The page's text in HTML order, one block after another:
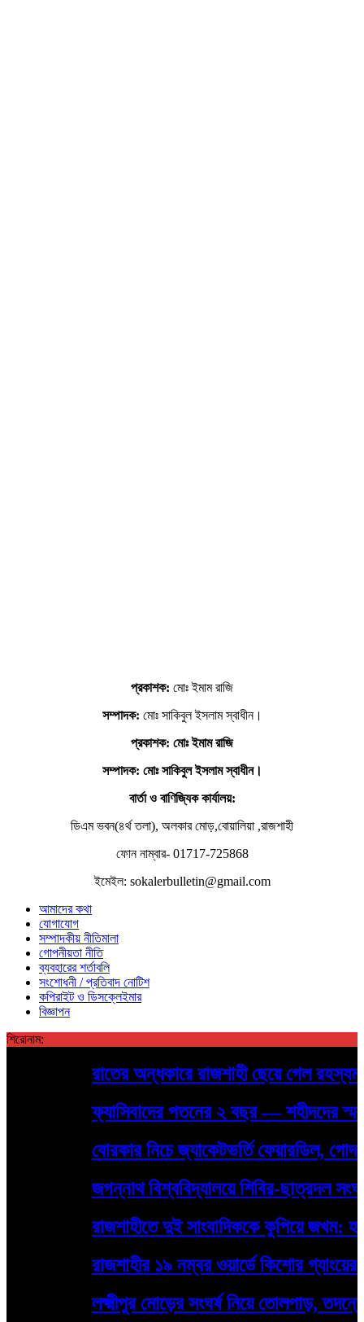
প্রকাশক: মোঃ ইমাম রাজি
সম্পাদক: মোঃ সাকিবুল ইসলাম স্বাধীন।
প্রকাশক: মোঃ ইমাম রাজি
সম্পাদক: মোঃ সাকিবুল ইসলাম স্বাধীন।
বার্তা ও বাণিজ্যিক কার্যালয়:
ডিএম ভবন(৪র্থ তলা), অলকার মোড়,বোয়ালিয়া ,রাজশাহী
ফোন নাম্বার- 01717-725868
ইমেইল: sokalerbulletin@gmail.com
আমাদের কথা
যোগাযোগ
সম্পাদকীয় নীতিমালা
গোপনীয়তা নীতি
ব্যবহারের শর্তাবলি
সংশোধনী / প্রতিবাদ নোটিশ
কপিরাইট ও ডিসক্লেইমার
বিজ্ঞাপন
শিরোনাম:
রাতের অন্ধকারে রাজশাহী ছেয়ে গেল রহস্যময়
ফ্যাসিবাদের পতনের ২ বছর — শহীদদের স্মরণে
বোরকার নিচে জ্যাকেটভর্তি ফেয়ারডিল,
জগন্নাথ বিশ্ববিদ্যালয়ে শিবির-ছাত্রদল
রাজশাহীতে দুই সাংবাদিককে কুপিয়ে জখম:
রাজশাহীর ১৯ নম্বর ওয়ার্ডে কিশোর গ্যাংয়ের
লক্ষ্মীপুর মোড়ের সংঘর্ষ নিয়ে তোলপাড়, তদন্তে